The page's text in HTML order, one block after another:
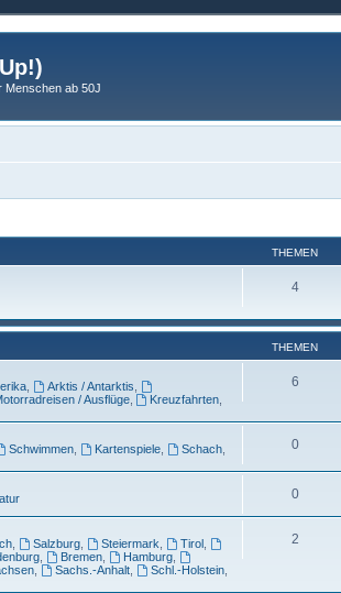
Menschen ab 50J
THEMEN
4
THEMEN
Arktis / Antarktis
/ Ausflüge, Kreuzfahrten
6
Schwimmen Kartenspiele, Schach,
0
0
Salzburg Steiermark Tirol,
Bremen, Hamburg,
Sachs.-Anhalt, Schl.-Holstein,
2